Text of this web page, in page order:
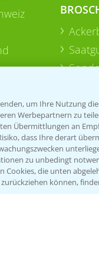
um Ihre Nutzung
Werbepartnern zu
Übermittlungen an
dass Ihre derart
zu unbedingt
die unten
können,